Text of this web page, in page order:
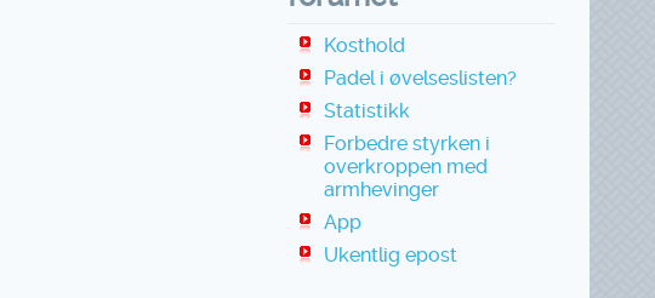
Kosthold
Padel i øvelseslisten?
Statistikk
Forbedre styrken i
overkroppen med
armhevinger
App
Ukentlig epost